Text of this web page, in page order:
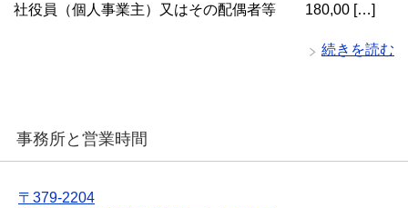
社役員（個人事業主）又はその配偶者等 180,00 […]
続きを読む
事務所と営業時間
〒379-2204